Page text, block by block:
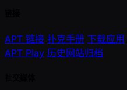
APT 链接 扑克手册 下载应用
APT Play 历史网站归档